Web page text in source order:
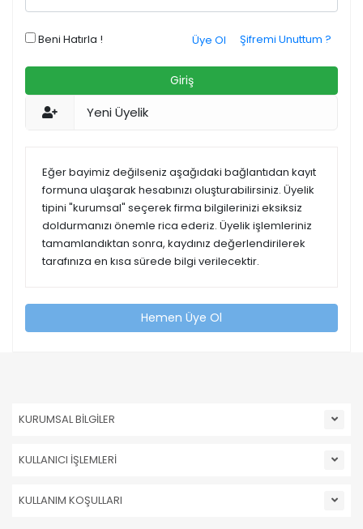
Beni Hatırla ! Şifremi Unuttum ?
Üye Ol
Giriş
Yeni Üyelik
Eğer bayimiz değilseniz aşağıdaki bağlantıdan kayıt
formuna ulaşarak hesabınızı oluşturabilirsiniz. Üyelik
tipini "kurumsal" seçerek firma bilgilerinizi eksiksiz
doldurmanızı önemle rica ederiz. Üyelik işlemleriniz
tamamlandıktan sonra, kaydınız değerlendirilerek
tarafınıza en kısa sürede bilgi verilecektir.
Hemen Üye Ol
KURUMSAL BİLGİLER
KULLANICI İŞLEMLERİ
KULLANIM KOŞULLARI